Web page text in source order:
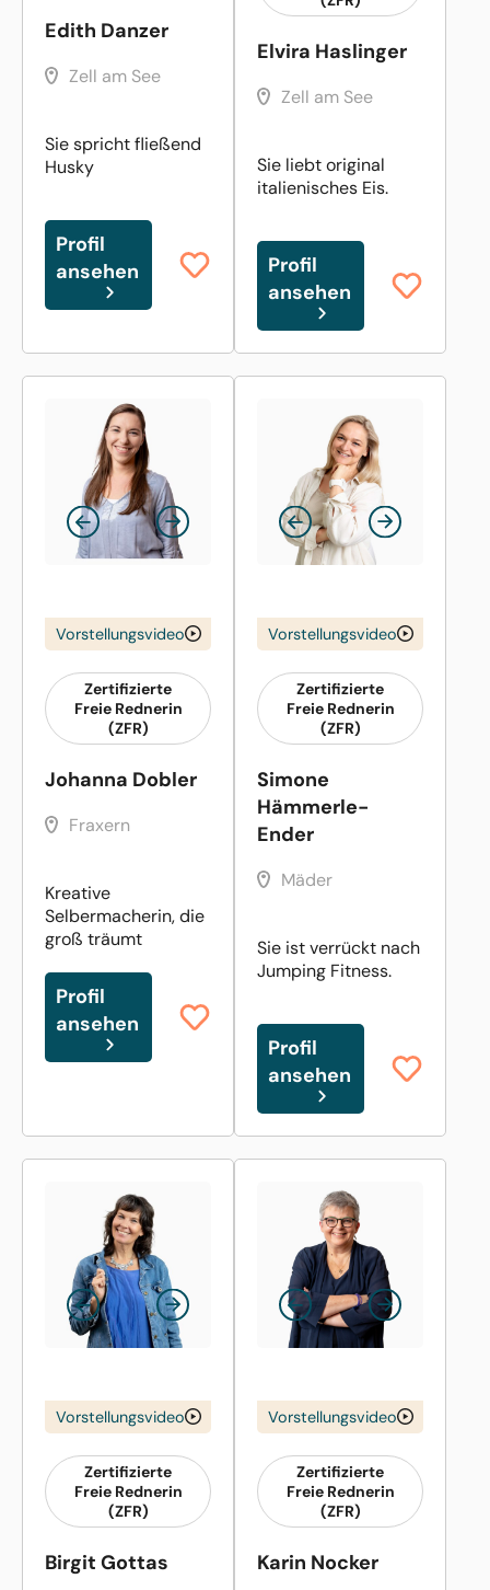
Edith Danzer
Zell am See
Sie spricht fließend
Husky
Profil
ansehen
Elvira Haslinger
Zell am See
Sie liebt original
italienisches Eis.
Profil
ansehen
Vorstellungsvideo
Zertifizierte
Freie Rednerin
(ZFR)
Johanna Dobler
Fraxern
Kreative
Selbermacherin, die
groß träumt
Profil
ansehen
Vorstellungsvideo
Zertifizierte
Freie Rednerin
(ZFR)
Simone
Hämmerle-
Ender
Mäder
Sie ist verrückt nach
Jumping Fitness.
Profil
ansehen
Vorstellungsvideo
Zertifizierte
Freie Rednerin
(ZFR)
Birgit Gottas
Vorstellungsvideo
Zertifizierte
Freie Rednerin
(ZFR)
Karin Nocker